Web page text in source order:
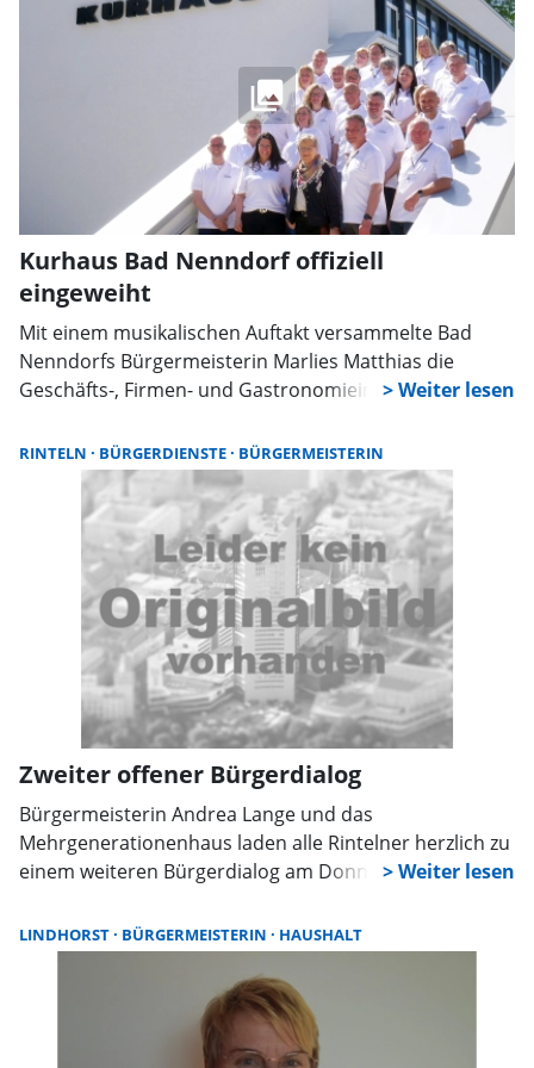
ohne Anmeldung möglich.
Kurhaus Bad Nenndorf offiziell
eingeweiht
Mit einem musikalischen Auftakt versammelte Bad
Nenndorfs Bürgermeisterin Marlies Matthias die
Geschäfts-, Firmen- und Gastronomieinhaber an der
offiziell, gemeinsam mit KurT-Geschäftsführer
Benjamin Lotz, das ehemalige Kurhaus Bad Nenndorf
in seiner neuen Nutzung einzuweihen.
RINTELN BÜRGERDIENSTE BÜRGERMEISTERIN
Zweiter offener Bürgerdialog
Bürgermeisterin Andrea Lange und das
Mehrgenerationenhaus laden alle Rintelner herzlich zu
einem weiteren Bürgerdialog am Donnerstag, 24. April,
offenen und persönlichen Format direkt bei der
Bürgermeisterin angesprochen werden. Andrea Lange
möchte mit den Bürgern über aktuelle Entwicklungen
in Rinteln ins Gespräch kommen und auch über
persönliche Anliegen sprechen oder Fragen
LINDHORST BÜRGERMEISTERIN HAUSHALT